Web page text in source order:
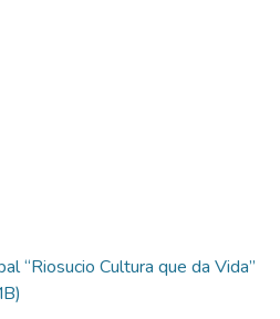
“Riosucio Cultura que da Vida”